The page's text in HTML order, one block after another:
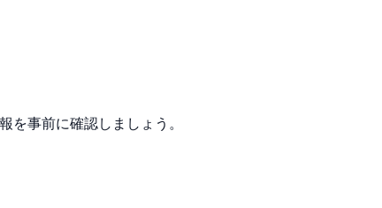
を事前に確認しましょう。